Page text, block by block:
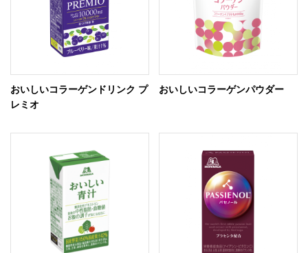
おいしいコラーゲンドリンク プ
レミオ
おいしいコラーゲンパウダー